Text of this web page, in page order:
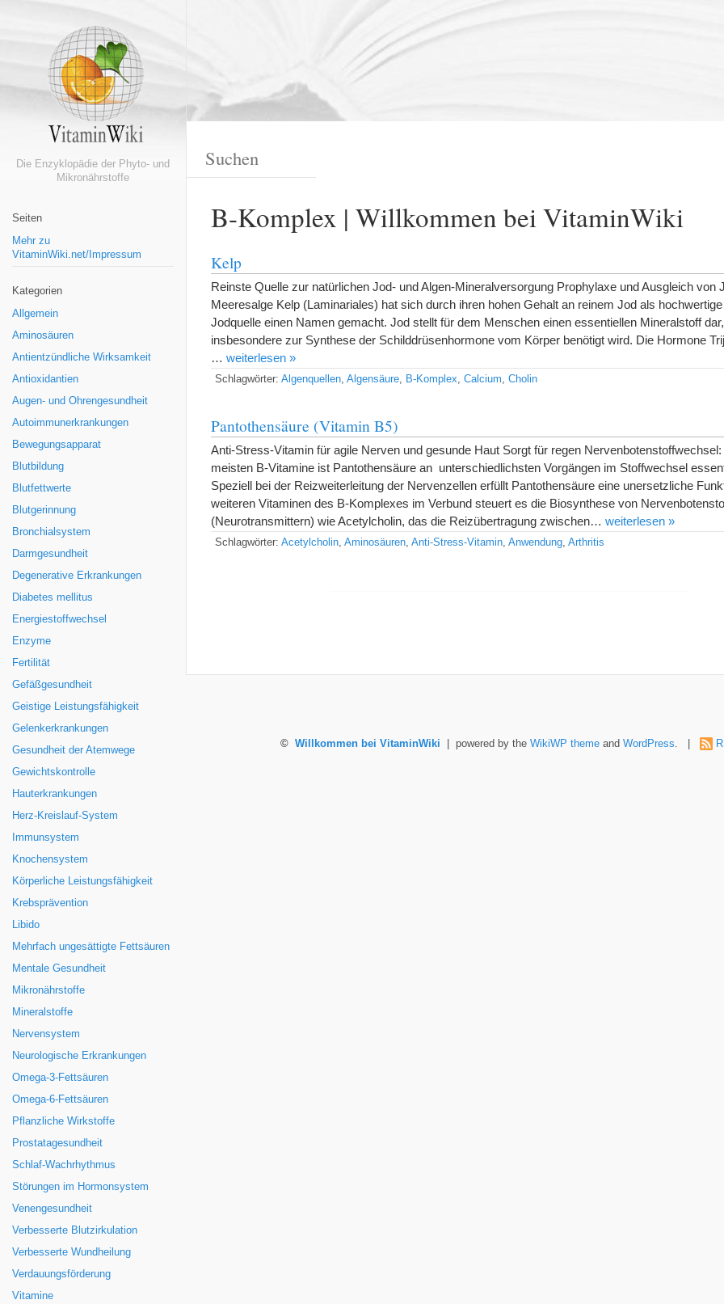
Die Enzyklopädie der Phyto- und
Mikronährstoffe
Seiten
Mehr zu
VitaminWiki.net/Impressum
Kategorien
Allgemein
Aminosäuren
Antientzündliche Wirksamkeit
Antioxidantien
Augen- und Ohrengesundheit
Autoimmunerkrankungen
Bewegungsapparat
Blutbildung
Blutfettwerte
Blutgerinnung
Bronchialsystem
Darmgesundheit
Degenerative Erkrankungen
Diabetes mellitus
Energiestoffwechsel
Enzyme
Fertilität
Gefäßgesundheit
Geistige Leistungsfähigkeit
Gelenkerkrankungen
Gesundheit der Atemwege
Gewichtskontrolle
Hauterkrankungen
Herz-Kreislauf-System
Immunsystem
Knochensystem
Körperliche Leistungsfähigkeit
Krebsprävention
Libido
Mehrfach ungesättigte Fettsäuren
Mentale Gesundheit
Mikronährstoffe
Mineralstoffe
Nervensystem
Neurologische Erkrankungen
Omega-3-Fettsäuren
Omega-6-Fettsäuren
Pflanzliche Wirkstoffe
Prostatagesundheit
Schlaf-Wachrhythmus
Störungen im Hormonsystem
Venengesundheit
Verbesserte Blutzirkulation
Verbesserte Wundheilung
Verdauungsförderung
Vitamine
B-Komplex | Willkommen bei VitaminWiki
Kelp
Reinste Quelle zur natürlichen Jod- und Algen-Mineralversorgung Prophylaxe und Ausgleich von
Meeresalge Kelp (Laminariales) hat sich durch ihren hohen Gehalt an reinem Jod als
Jodquelle einen Namen gemacht. Jod stellt für dem Menschen einen essentiellen Mineralstoff
insbesondere zur Synthese der Schilddrüsenhormone vom Körper benötigt wird. Die Hormone
… weiterlesen »
Schlagwörter: Algenquellen, Algensäure, B-Komplex, Calcium, Cholin
Pantothensäure (Vitamin B5)
Anti-Stress-Vitamin für agile Nerven und gesunde Haut Sorgt für regen Nervenbotenstoffwechsel:
meisten B-Vitamine ist Pantothensäure an unterschiedlichsten Vorgängen im Stoffwechsel
Speziell bei der Reizweiterleitung der Nervenzellen erfüllt Pantothensäure eine unersetzliche
weiteren Vitaminen des B-Komplexes im Verbund steuert es die Biosynthese von
(Neurotransmittern) wie Acetylcholin, das die Reizübertragung zwischen… weiterlesen »
Schlagwörter: Acetylcholin, Aminosäuren, Anti-Stress-Vitamin, Anwendung, Arthritis
© Willkommen bei VitaminWiki | powered by the WikiWP themeand WordPress